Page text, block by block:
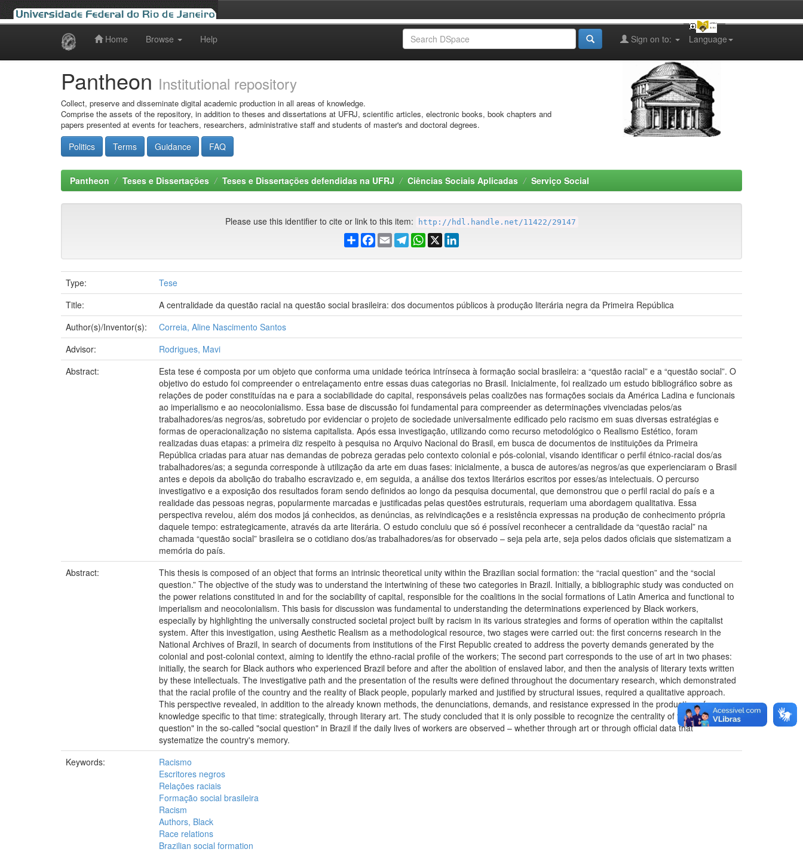
Home Browse Help Language
Sign on to:
Pantheon Institutional repository
Collect, preserve and disseminate digital academic production in all areas of knowledge.
Comprise the assets of the repository, in addition to theses and dissertations at UFRJ, scientific articles, electronic books, book chapters and
papers presented at events for teachers, researchers, administrative staff and students of master's and doctoral degrees.
Politics Terms Guidance FAQ
Pantheon Teses e Dissertações Teses e Dissertações defendidas na UFRJ Ciências Sociais Aplicadas Serviço Social
Please use this identifier to cite or link to this item: http://hdl.handle.net/11422/29147
ShareFacebook
EmailTelegramWhatsApp
X
Type:
Tese
Title:
A centralidade da questão racial na questão social brasileira: dos documentos públicos à produção literária negra da Primeira República
Author(s)/Inventor(s):
Correia, Aline Nascimento Santos
Advisor:
Rodrigues, Mavi
Abstract:
Esta tese é composta por um objeto que conforma uma unidade teórica intrínseca à formação social brasileira: a “questão racial” e a “questão social”. O
objetivo do estudo foi compreender o entrelaçamento entre essas duas categorias no Brasil. Inicialmente, foi realizado um estudo bibliográfico sobre as
relações de poder constituídas na e para a sociabilidade do capital, responsáveis pelas coalizões nas formações sociais da América Ladina e funcionais
ao imperialismo e ao neocolonialismo. Essa base de discussão foi fundamental para compreender as determinações vivenciadas pelos/as
trabalhadores/as negros/as, sobretudo por evidenciar o projeto de sociedade universalmente edificado pelo racismo em suas diversas estratégias e
formas de operacionalização no sistema capitalista. Após essa investigação, utilizando como recurso metodológico o Realismo Estético, foram
realizadas duas etapas: a primeira diz respeito à pesquisa no Arquivo Nacional do Brasil, em busca de documentos de instituições da Primeira
República criadas para atuar nas demandas de pobreza geradas pelo contexto colonial e pós-colonial, visando identificar o perfil étnico-racial dos/as
trabalhadores/as; a segunda corresponde à utilização da arte em duas fases: inicialmente, a busca de autores/as negros/as que experienciaram o Brasil
antes e depois da abolição do trabalho escravizado e, em seguida, a análise dos textos literários escritos por esses/as intelectuais. O percurso
investigativo e a exposição dos resultados foram sendo definidos ao longo da pesquisa documental, que demonstrou que o perfil racial do país e a
realidade das pessoas negras, popularmente marcadas e justificadas pelas questões estruturais, requeriam uma abordagem qualitativa. Essa
perspectiva revelou, além dos modos já conhecidos, as denúncias, as reivindicações e a resistência expressas na produção de conhecimento própria
daquele tempo: estrategicamente, através da arte literária. O estudo concluiu que só é possível reconhecer a centralidade da “questão racial” na
chamada “questão social” brasileira se o cotidiano dos/as trabalhadores/as for observado – seja pela arte, seja pelos dados oficiais que sistematizam a
memória do país.
Abstract:
This thesis is composed of an object that forms an intrinsic theoretical unity within the Brazilian social formation: the “racial question” and the “social
question.” The objective of the study was to understand the intertwining of these two categories in Brazil. Initially, a bibliographic study was conducted on
the power relations constituted in and for the sociability of capital, responsible for the coalitions in the social formations of Latin America and functional to
imperialism and neocolonialism. This basis for discussion was fundamental to understanding the determinations experienced by Black workers,
especially by highlighting the universally constructed societal project built by racism in its various strategies and forms of operation within the capitalist
system. After this investigation, using Aesthetic Realism as a methodological resource, two stages were carried out: the first concerns research in the
National Archives of Brazil, in search of documents from institutions of the First Republic created to address the poverty demands generated by the
colonial and post-colonial context, aiming to identify the ethno-racial profile of the workers; The second part corresponds to the use of art in two phases:
initially, the search for Black authors who experienced Brazil before and after the abolition of enslaved labor, and then the analysis of literary texts written
by these intellectuals. The investigative path and the presentation of the results were defined throughout the documentary research, which demonstrated
that the racial profile of the country and the reality of Black people, popularly marked and justified by structural issues, required a qualitative approach.
This perspective revealed, in addition to the already known methods, the denunciations, demands, and resistance expressed in the production of
knowledge specific to that time: strategically, through literary art. The study concluded that it is only possible to recognize the centrality of the "racial
question" in the so-called "social question" in Brazil if the daily lives of workers are observed – whether through art or through official data that
systematize the country's memory.
Keywords:
Racismo
Escritores negros
Relações raciais
Formação social brasileira
Racism
Authors, Black
Race relations
Brazilian social formation